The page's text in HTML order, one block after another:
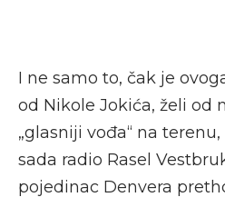
I ne samo to, čak je
od Nikole Jokića, želi od
„glasniji vođa“ na
sada radio Rasel
pojedinac Denvera